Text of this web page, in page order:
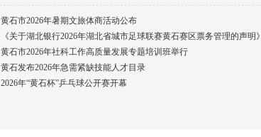
黄石市2026年暑期文旅体商活动公布
《关于湖北银行2026年湖北省城市足球联赛黄石赛区票务管理的声明》
黄石市2026年社科工作高质量发展专题培训班举行
黄石发布2026年急需紧缺技能人才目录
2026年“黄石杯”乒乓球公开赛开幕